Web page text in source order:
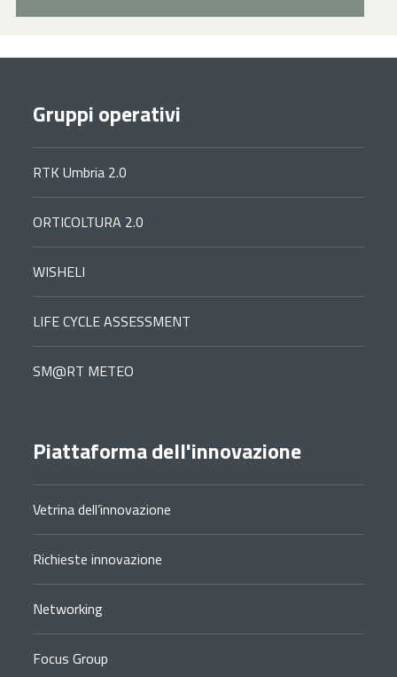
Gruppi operativi
RTK Umbria 2.0
ORTICOLTURA 2.0
WISHELI
LIFE CYCLE ASSESSMENT
SM@RT METEO
Piattaforma dell'innovazione
Vetrina dell’innovazione
Richieste innovazione
Networking
Focus Group